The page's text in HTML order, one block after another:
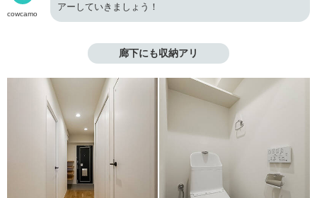
cowcamo
アーしていきましょう！
廊下にも収納アリ